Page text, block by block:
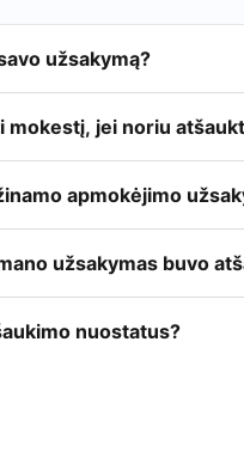
užsakymą?
jei noriu
apmokėjimo
užsakymas buvo
nuostatus?